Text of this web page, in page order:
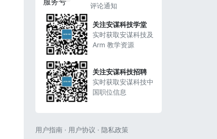
评论通知
关注安谋科技学堂
实时获取安谋科技及
Arm 教学资源
关注安谋科技招聘
实时获取安谋科技中
国职位信息
用户指南 · 用户协议 · 隐私政策